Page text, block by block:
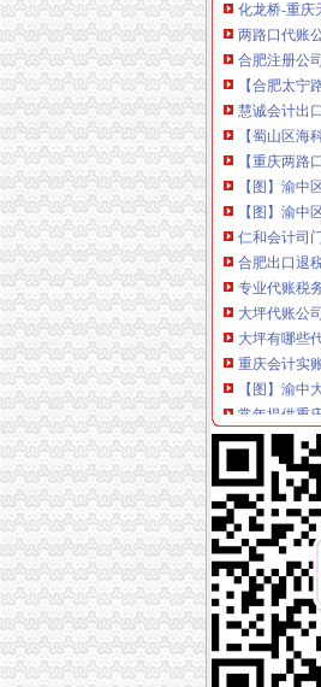
两路口代账
合肥注册公
【合肥太宁
慧诚会计出
【蜀山区海
【重庆两路
【图】渝中
【图】渝中
仁和会计司
合肥出口退
专业代账税
大坪代账公
大坪有哪些
重庆会计实
【图】渝中
常年提供重
沙坪坝会计
大坪代账公
重庆慢牛众
重庆八成大
选择在
【工商网上
渝中区代账
东西湖代账
包河区要素
回兴会计代
专利申请名